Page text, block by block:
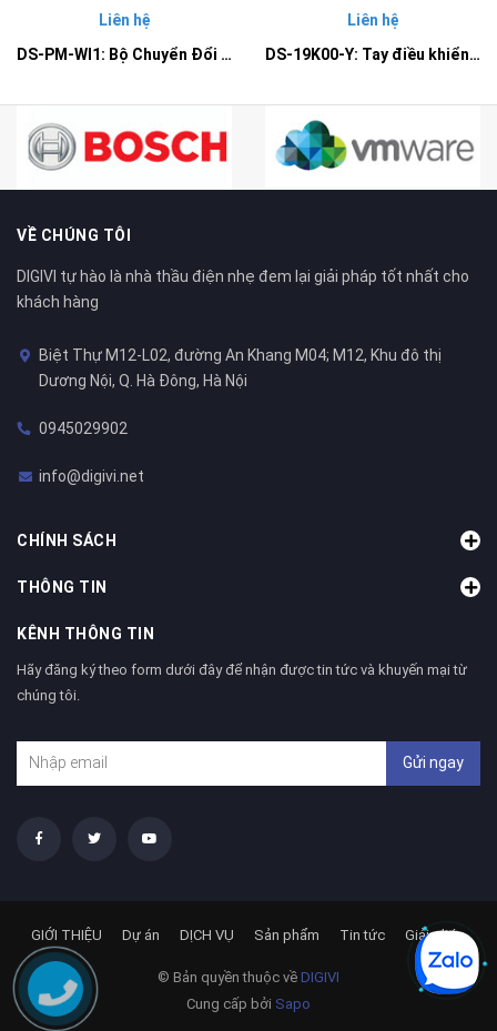
Liên hệ
DS-PM-WI1: Bộ Chuyển Đổi Có Dây Thành Không Dây Đầu Vào
Liên hệ
DS-19K00-Y: Tay điều khiển từ xa
VỀ CHÚNG TÔI
DIGIVI tự hào là nhà thầu điện nhẹ đem lại giải pháp tốt nhất cho
khách hàng
Biệt Thự M12-L02, đường An Khang M04; M12, Khu đô thị
Dương Nội, Q. Hà Đông, Hà Nội
0945029902
info@digivi.net
CHÍNH SÁCH
THÔNG TIN
KÊNH THÔNG TIN
Hãy đăng ký theo form dưới đây để nhận được tin tức và khuyến mại từ
chúng tôi.
Gửi ngay
© Bản quyền thuộc về DIGIVI
Cung cấp bởi Sapo
GIỚI THIỆU Dự án DỊCH VỤ Sản phẩm Tin tức Giải pháp